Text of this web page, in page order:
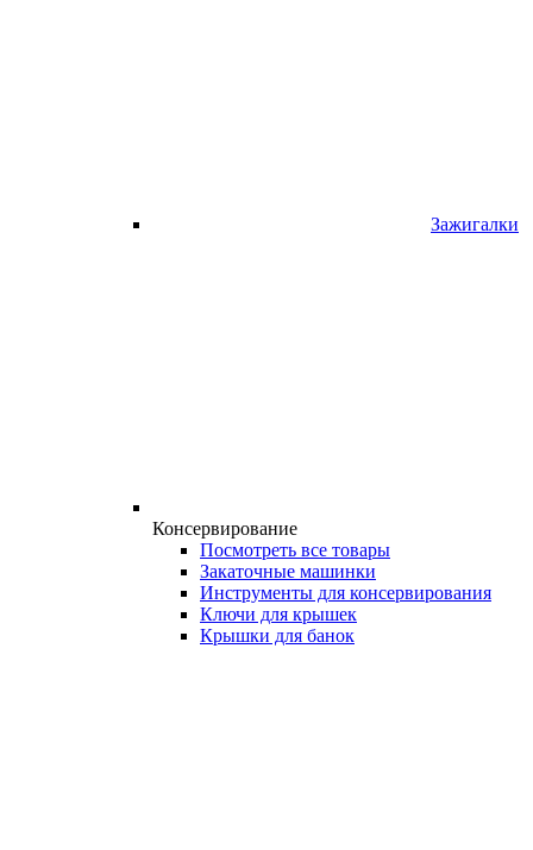
Зажигалки
Консервирование
Посмотреть все товары
Закаточные машинки
Инструменты для консервирования
Ключи для крышек
Крышки для банок